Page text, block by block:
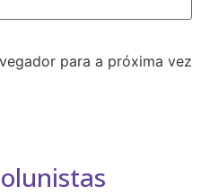
para a próxima vez